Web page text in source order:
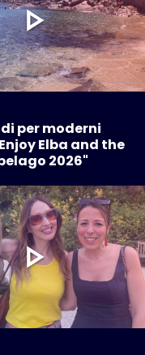
per moderni
Elba and the
2026"